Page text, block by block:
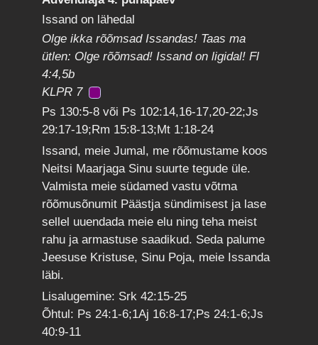
Issand on lähedal
Olge ikka rõõmsad Issandas! Taas ma
ütlen: Olge rõõmsad! Issand on ligidal! Fl
4:4,5b
KLPR 7
Ps 130:5-8 või Ps 102:14,16-17,20-22;Js
29:17-19;Rm 15:8-13;Mt 1:18-24
Issand, meie Jumal, me rõõmustame koos
Neitsi Maarjaga Sinu suurte tegude üle.
Valmista meie südamed vastu võtma
rõõmusõnumit Päästja sündimisest ja lase
sellel uuendada meie elu ning teha meist
rahu ja armastuse saadikud. Seda palume
Jeesuse Kristuse, Sinu Poja, meie Issanda
läbi.
Lisalugemine: Srk 42:15-25
Õhtul: Ps 24:1-6;1Aj 16:8-17;Ps 24:1-6;Js
40:9-11